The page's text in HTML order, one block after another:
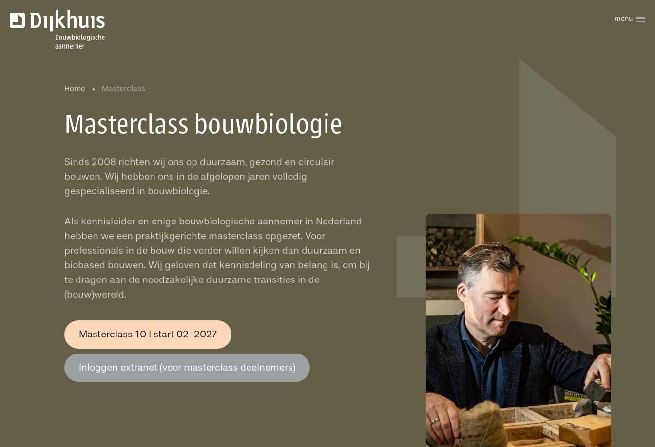
Home Masterclass
Masterclass bouwbiologie
Sinds 2008 richten wij ons op duurzaam, gezond en circulair
bouwen. Wij hebben ons in de afgelopen jaren volledig
gespecialiseerd in bouwbiologie.
Als kennisleider en enige bouwbiologische aannemer in Nederland
hebben we een praktijkgerichte masterclass opgezet. Voor
professionals in de bouw die verder willen kijken dan duurzaam en
biobased bouwen. Wij geloven dat kennisdeling van belang is, om bij
te dragen aan de noodzakelijke duurzame transities in de
(bouw)wereld.
Masterclass 10 l start 02-2027
Inloggen extranet (voor masterclass deelnemers)